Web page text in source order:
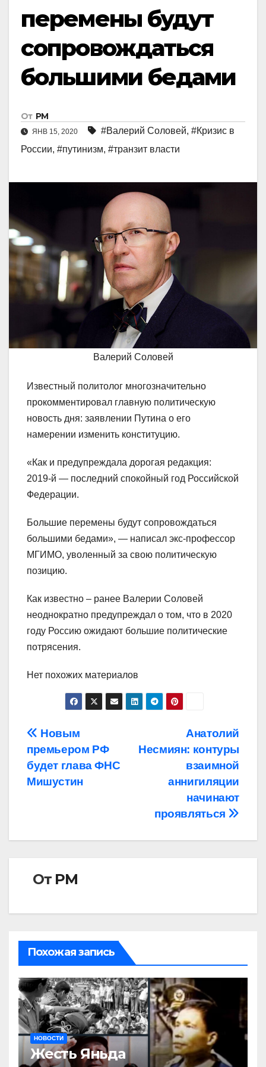
перемены будут
сопровождаться
большими бедами
От РМ
ЯНВ 15, 2020 #Валерий Соловей, #Кризис в
России, #путинизм, #транзит власти
Валерий Соловей
Известный политолог многозначительно
прокомментировал главную политическую
новость дня: заявлении Путина о его
намерении изменить конституцию.
«Как и предупреждала дорогая редакция:
2019-й — последний спокойный год Российской
Федерации.
Большие перемены будут сопровождаться
большими бедами», — написал экс-профессор
МГИМО, уволенный за свою политическую
позицию.
Как известно – ранее Валерии Соловей
неоднократно предупреждал о том, что в 2020
году Россию ожидают большие политические
потрясения.
Нет похожих материалов
Навигация
по
записям
Анатолий
Несмиян: контуры
взаимной
аннигиляции
начинают
проявляться
Новым
премьером РФ
будет глава ФНС
Мишустин
От РМ
Похожая запись
НОВОСТИ
Жесть Яньда